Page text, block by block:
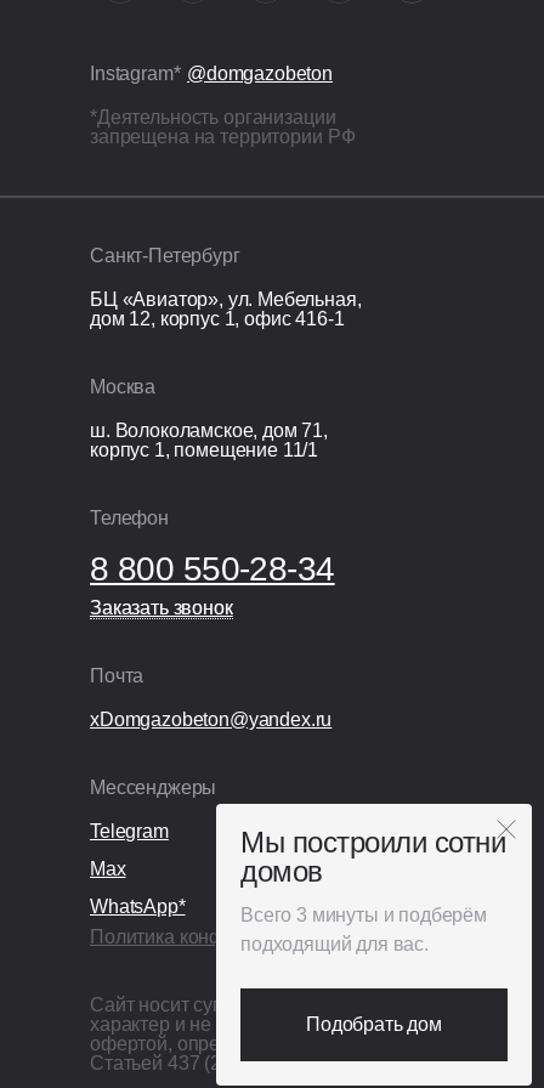
ЭППС + доборный блок для
исключения мостиков холода.
Кровля
Перекрытие кровли: монолитная
Технический надзор;
Раздельный сбор и вывоз мусора;
Покупка и установка бытовки.
БЦ «Авиатор», ул. Мебельная,
дом 12, корпус 1, офис 416-1
xDomgazobeton@yandex.ru
Почта
Мессенджеры
Telegram
WhatsApp*
Max
Санкт-Петербург
Instagram* @domgazobeton
ш. Волоколамское, дом 71,
корпус 1, помещение 11/1
8 800 550-28-34
Москва
Политика конфиденциальности
*Деятельность организации
запрещена на территории РФ
Сайт носит сугубо информационный
характер и не является публичной
офертой, определяемой
Статьей 437 (2) ГК РФ
Заказать звонок
Заказать звонок
Телефон
Всего 3 минуты и подберём
подходящий для вас.
Мы построили сотни
домов
Подобрать дом